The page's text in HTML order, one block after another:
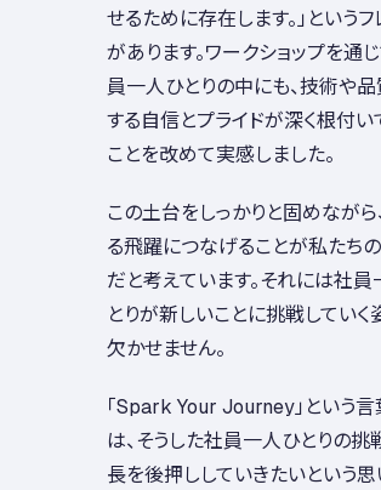
せるために存在します。」という
があります。ワークショップを通じ
員一人ひとりの中にも、技術や
する自信とプライドが深く根付い
ことを改めて実感しました。
この土台をしっかりと固めながら
る飛躍につなげることが私たち
だと考えています。それには社
とりが新しいことに挑戦していく
欠かせません。
「Spark Your Journey」という
は、そうした社員一人ひとりの挑
長を後押ししていきたいという